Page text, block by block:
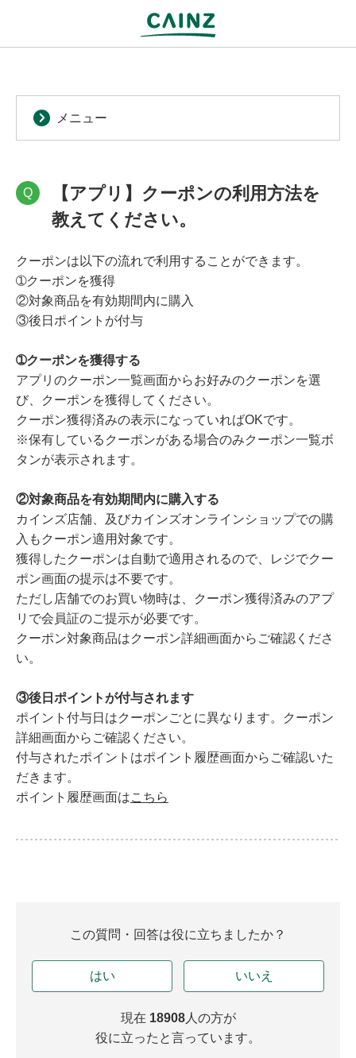
メニュー
Q
【アプリ】クーポンの利用方法を
教えてください。
クーポンは以下の流れで利用することができます。
➀クーポンを獲得
②対象商品を有効期間内に購入
③後日ポイントが付与
➀クーポンを獲得する
アプリのクーポン一覧画面からお好みのクーポンを選
び、クーポンを獲得してください。
クーポン獲得済みの表示になっていればOKです。
※保有しているクーポンがある場合のみクーポン一覧ボ
タンが表示されます。
②対象商品を有効期間内に購入する
カインズ店舗、及びカインズオンラインショップでの購
入もクーポン適用対象です。
獲得したクーポンは自動で適用されるので、レジでクー
ポン画面の提示は不要です。
ただし店舗でのお買い物時は、クーポン獲得済みのアプ
リで会員証のご提示が必要です。
クーポン対象商品はクーポン詳細画面からご確認くださ
い。
③後日ポイントが付与されます
ポイント付与日はクーポンごとに異なります。クーポン
詳細画面からご確認ください。
付与されたポイントはポイント履歴画面からご確認いた
だきます。
ポイント履歴画面はこちら
この質問・回答は役に立ちましたか？
はい いいえ
現在 18908人の方が
役に立ったと言っています。